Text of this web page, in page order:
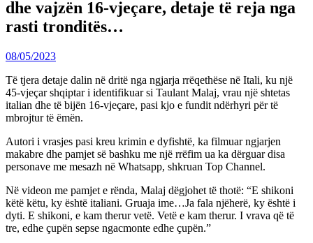
dhe vajzën 16-vjeçare, detaje të reja nga
rasti tronditës…
08/05/2023
Të tjera detaje dalin në dritë nga ngjarja rrëqethëse në Itali, ku një
45-vjeçar shqiptar i identifikuar si Taulant Malaj, vrau një shtetas
italian dhe të bijën 16-vjeçare, pasi kjo e fundit ndërhyri për të
mbrojtur të ëmën.
Autori i vrasjes pasi kreu krimin e dyfishtë, ka filmuar ngjarjen
makabre dhe pamjet së bashku me një rrëfim ua ka dërguar disa
personave me mesazh në Whatsapp, shkruan Top Channel.
Në videon me pamjet e rënda, Malaj dëgjohet të thotë: “E shikoni
këtë këtu, ky është italiani. Gruaja ime…Ja fala njëherë, ky është i
dyti. E shikoni, e kam therur vetë. Vetë e kam therur. I vrava që të
tre, edhe çupën sepse ngacmonte edhe çupën.”